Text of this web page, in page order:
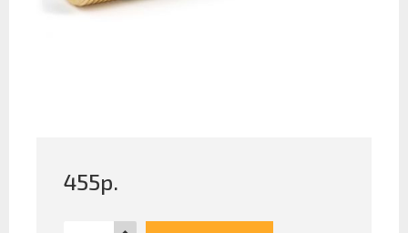
455р.